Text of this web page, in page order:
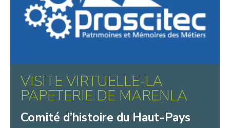
VISITE VIRTUELLE-LA
PAPETERIE DE MARENLA
Comité d’histoire du Haut-Pays